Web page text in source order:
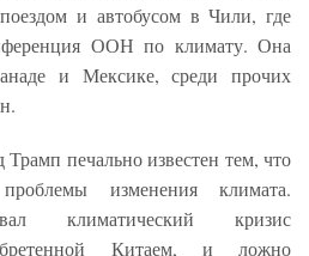
и автобусом в Чили, где
ООН по климату. Она
и Мексике, среди прочих
печально известен тем, что
проблемы изменения климата.
климатический кризис
Китаем, и ложно